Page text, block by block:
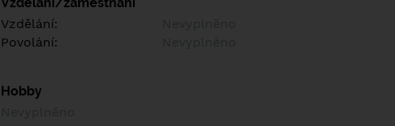
Vzdělání:
Povolání:
Hobby